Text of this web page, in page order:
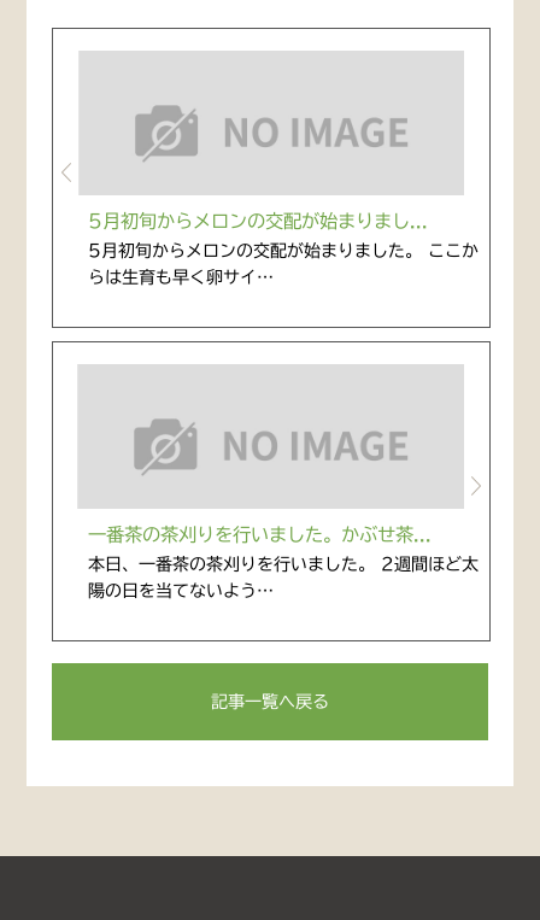
5月初旬からメロンの交配が始まりまし...
5月初旬からメロンの交配が始まりました。 ここか
らは生育も早く卵サイ…
一番茶の茶刈りを行いました。かぶせ茶...
本日、一番茶の茶刈りを行いました。 2週間ほど太
陽の日を当てないよう…
記事一覧へ戻る